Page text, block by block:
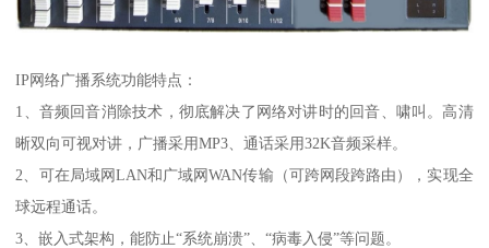
IP网络广播系统功能特点：
1、音频回音消除技术，彻底解决了网络对讲时的回音、啸叫。高清
晰双向可视对讲，广播采用MP3、通话采用32K音频采样。
2、可在局域网LAN和广域网WAN传输（可跨网段跨路由），实现全
球远程通话。
3、嵌入式架构，能防止“系统崩溃”、“病毒入侵”等问题。